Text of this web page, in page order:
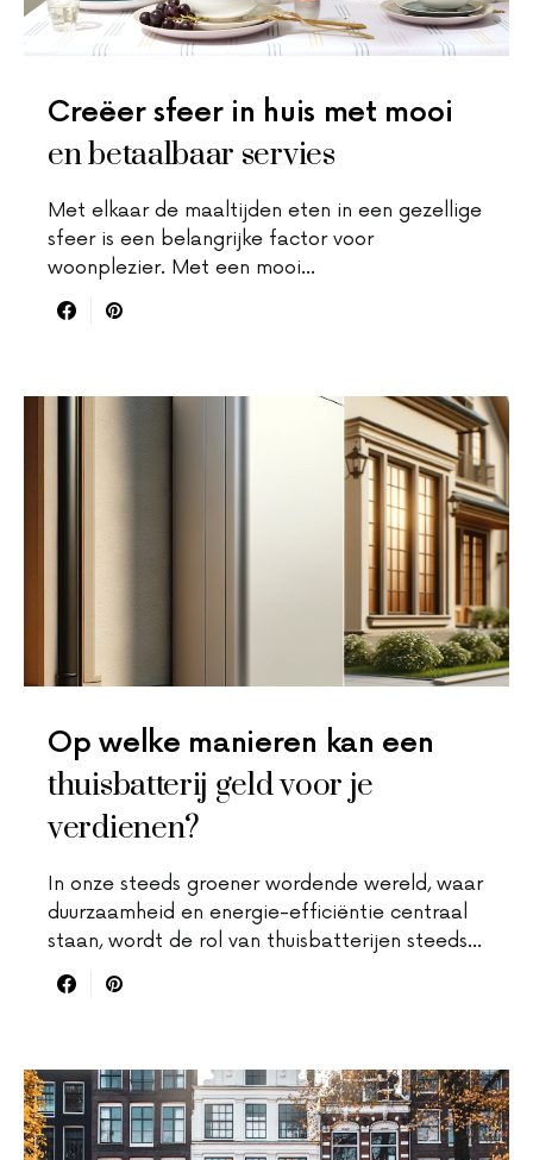
Creëer sfeer in huis met mooi
en betaalbaar servies
Met elkaar de maaltijden eten in een gezellige
sfeer is een belangrijke factor voor
woonplezier. Met een mooi…
Op welke manieren kan een
thuisbatterij geld voor je
verdienen?
In onze steeds groener wordende wereld, waar
duurzaamheid en energie-efficiëntie centraal
staan, wordt de rol van thuisbatterijen steeds…